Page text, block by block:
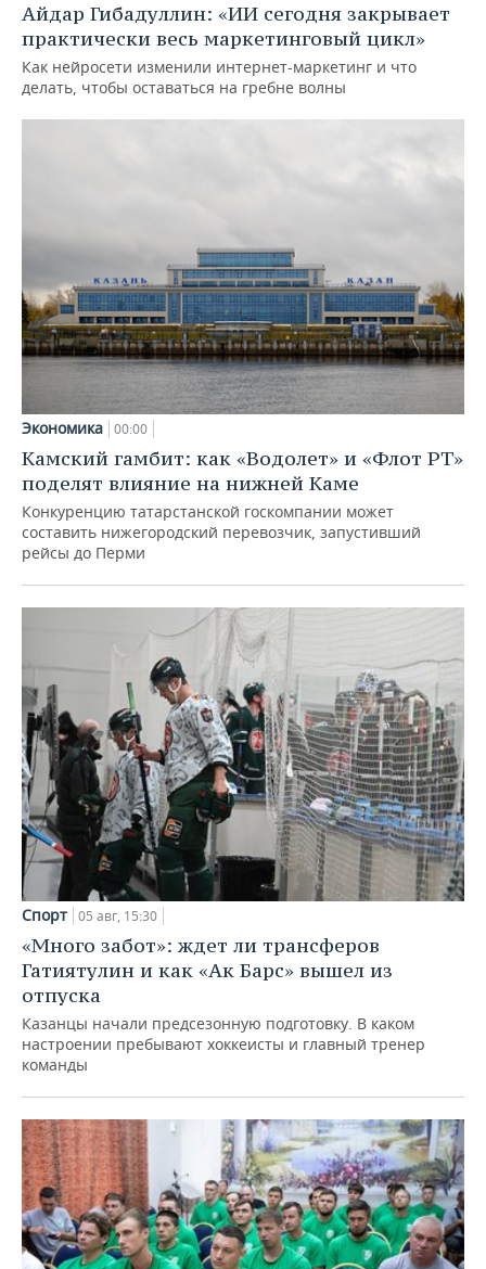
Айдар Гибадуллин: «ИИ сегодня закрывает
практически весь маркетинговый цикл»
Как нейросети изменили интернет-маркетинг и что
делать, чтобы оставаться на гребне волны
Экономика 00:00
Камский гамбит: как «Водолет» и «Флот РТ»
поделят влияние на нижней Каме
Конкуренцию татарстанской госкомпании может
составить нижегородский перевозчик, запустивший
рейсы до Перми
Спорт 05 авг, 15:30
«Много забот»: ждет ли трансферов
Гатиятулин и как «Ак Барс» вышел из
отпуска
Казанцы начали предсезонную подготовку. В каком
настроении пребывают хоккеисты и главный тренер
команды